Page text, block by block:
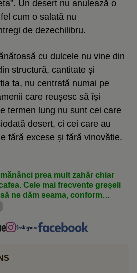
Un desert nu anulează o
cum o salată nu
de dezechilibru.
cu dulcele nu vine din
structură, cantitate și
ta, nu centrată numai pe
care reușesc să își
termen lung nu sunt cei care
desert, ci cei care au
fără excese și fără vinovăție.
prea mult zahăr chiar
Cele mai frecvente greșeli
ne dăm seama, conform